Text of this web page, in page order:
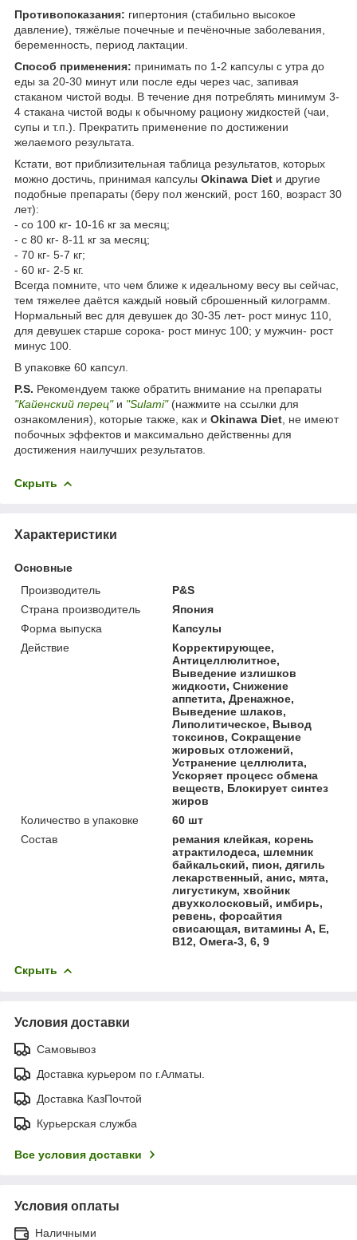
Противопоказания: гипертония (стабильно высокое
давление), тяжёлые почечные и печёночные заболевания,
беременность, период лактации.
Способ применения: принимать по 1-2 капсулы с утра до
еды за 20-30 минут или после еды через час, запивая
стаканом чистой воды. В течение дня потреблять минимум 3-
4 стакана чистой воды к обычному рациону жидкостей (чаи,
супы и т.п.). Прекратить применение по достижении
желаемого результата.
Кстати, вот приблизительная таблица результатов, которых
можно достичь, принимая капсулы Okinawa Diet и другие
подобные препараты (беру пол женский, рост 160, возраст 30
лет):
- со 100 кг- 10-16 кг за месяц;
- с 80 кг- 8-11 кг за месяц;
- 70 кг- 5-7 кг;
- 60 кг- 2-5 кг.
Всегда помните, что чем ближе к идеальному весу вы сейчас,
тем тяжелее даётся каждый новый сброшенный килограмм.
Нормальный вес для девушек до 30-35 лет- рост минус 110,
для девушек старше сорока- рост минус 100; у мужчин- рост
минус 100.
В упаковке 60 капсул.
P.S. Рекомендуем также обратить внимание на препараты
"Кайенский перец"и "Sulami" (нажмите на ссылки для
ознакомления), которые также, как и Okinawa Diet , не имеют
побочных эффектов и максимально действенны для
достижения наилучших результатов.
Скрыть
Характеристики
Основные
Производитель
P&S
Страна производитель
Япония
Форма выпуска
Капсулы
Действие
Корректирующее,
Антицеллюлитное,
Выведение излишков
жидкости, Снижение
аппетита, Дренажное,
Выведение шлаков,
Липолитическое, Вывод
токсинов, Сокращение
жировых отложений,
Устранение целлюлита,
Ускоряет процесс обмена
веществ, Блокирует синтез
жиров
Количество в упаковке
60 шт
Состав
ремания клейкая, корень
атрактилодеса, шлемник
байкальский, пион, дягиль
лекарственный, анис, мята,
лигустикум, хвойник
двухколосковый, имбирь,
ревень, форсайтия
свисающая, витамины А, Е,
В12, Омега-3, 6, 9
Скрыть
Условия доставки
Самовывоз
Доставка курьером по г.Алматы.
Доставка КазПочтой
Курьерская служба
Все условия доставки
Условия оплаты
Наличными